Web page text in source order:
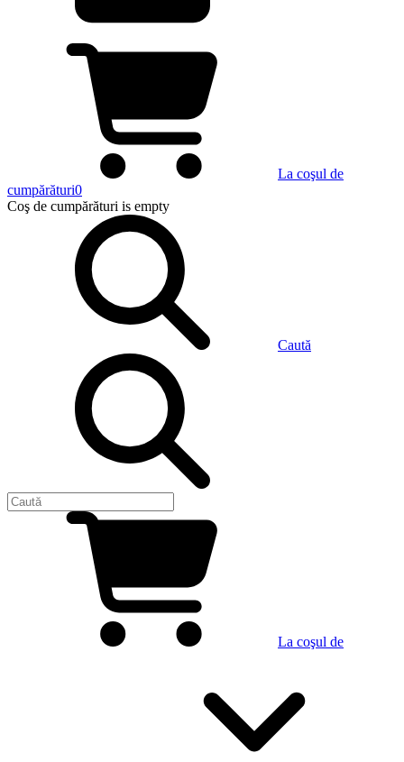
La coşul de
cumpărături0
Coş de cumpărături is empty
Caută
La coşul de